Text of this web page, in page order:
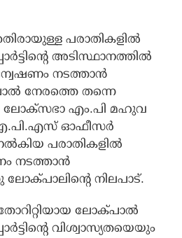
പരാതികളില്‍
അടിസ്ഥാനത്തില്‍
നടത്താന്‍
നേരത്തെ തന്നെ
ലോക്സഭാ എം.പി മഹുവ
ഓഫീസര്‍
പരാതികളില്‍
നടത്താന്‍
ലോക്പാലിന്റെ നിലപാട്.
ലോക്പാല്‍
വിശ്വാസ്യതയെയും